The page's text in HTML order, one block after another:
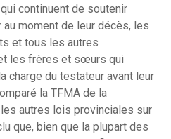
continuent de soutenir
moment de leur décès, les
et tous les autres
les frères et sœurs qui
charge du testateur avant leur
la TFMA de la
autres lois provinciales sur
que, bien que la plupart des